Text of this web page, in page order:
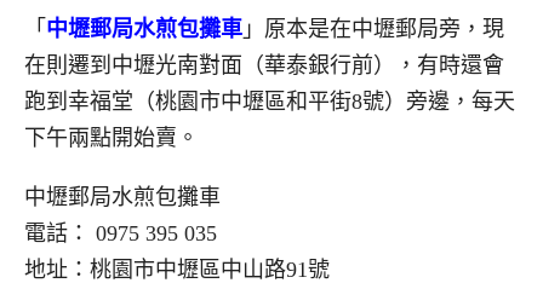
「 中壢郵局水煎包攤車 」原本是在中壢郵局旁，現
在則遷到中壢光南對面（華泰銀行前），有時還會
跑到幸福堂（桃園市中壢區和平街8號）旁邊，每天
下午兩點開始賣。
中壢郵局水煎包攤車
電話： 0975 395 035
地址：桃園市中壢區中山路91號